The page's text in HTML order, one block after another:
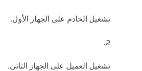
تشغيل الخادم على الجهاز الأول.
تشغيل العميل على الجهاز الثاني.